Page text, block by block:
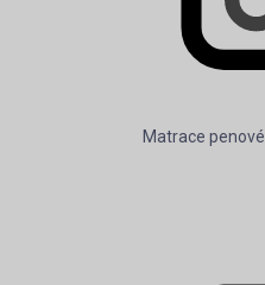
Matrace penové